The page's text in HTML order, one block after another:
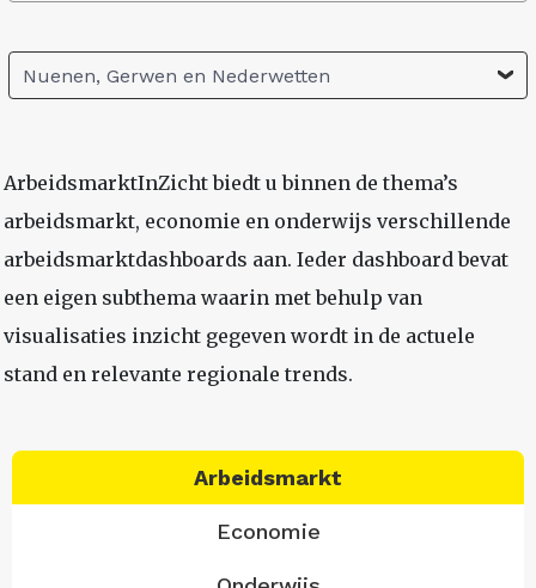
Nuenen, Gerwen en Nederwetten
ArbeidsmarktInZicht biedt u binnen de thema’s
arbeidsmarkt, economie en onderwijs verschillende
arbeidsmarktdashboards aan. Ieder dashboard bevat
een eigen subthema waarin met behulp van
visualisaties inzicht gegeven wordt in de actuele
stand en relevante regionale trends.
Arbeidsmarkt
Economie